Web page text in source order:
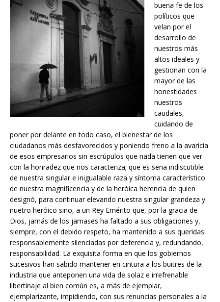
buena fe de los
políticos que
velan por el
desarrollo de
nuestros más
altos ideales y
gestionan con la
mayor de las
honestidades
nuestros
caudales,
cuidando de
poner por delante en todo caso, el bienestar de los
ciudadanos más desfavorecidos y poniendo freno a la avaricia
de esos empresarios sin escrúpulos que nada tienen que ver
con la honradez que nos caracteriza; que es seña indiscutible
de nuestra singular e inigualable raza y síntoma característico
de nuestra magnificencia y de la heróica herencia de quien
designó, para continuar elevando nuestra singular grandeza y
nuetro heróico sino, a un Rey Emérito que, por la gracia de
Dios, jamás de los jamases ha faltado a sus obligaciones y,
siempre, con el debido respeto, ha mantenido a sus queridas
responsablemente silenciadas por deferencia y, redundando,
responsabilidad. La exquisita forma en que los gobiernos
sucesivos han sabido mantener en cintura a los buitres de la
industria que anteponen una vida de solaz e irrefrenable
libertinaje al bien común es, a más de ejemplar,
ejemplarizante, impidiendo, con sus renuncias personales a la